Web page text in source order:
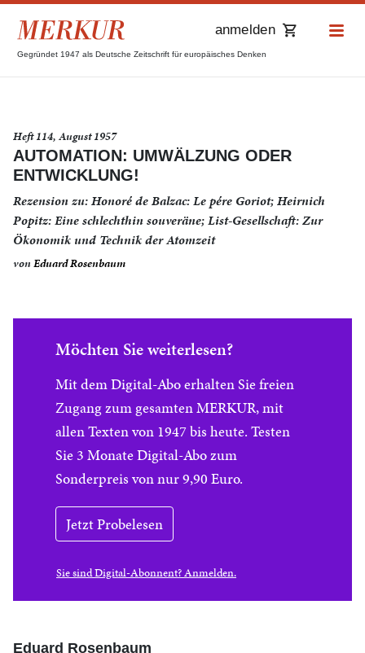
Gegründet 1947 als Deutsche Zeitschrift für europäisches Denken
anmelden
Heft 114, August 1957
AUTOMATION: UMWÄLZUNG ODER
ENTWICKLUNG!
Rezension zu: Honoré de Balzac: Le pére Goriot; Heirnich
Popitz: Eine schlechthin souveräne; List-Gesellschaft: Zur
Ökonomik und Technik der Atomzeit
vonEduard Rosenbaum
Möchten Sie weiterlesen?
Mit dem Digital-Abo erhalten Sie freien
Zugang zum gesamten MERKUR, mit
allen Texten von 1947 bis heute. Testen
Sie 3 Monate Digital-Abo zum
Sonderpreis von nur 9,90 Euro.
Jetzt Probelesen
Sie sind Digital-Abonnent? Anmelden.
Eduard Rosenbaum